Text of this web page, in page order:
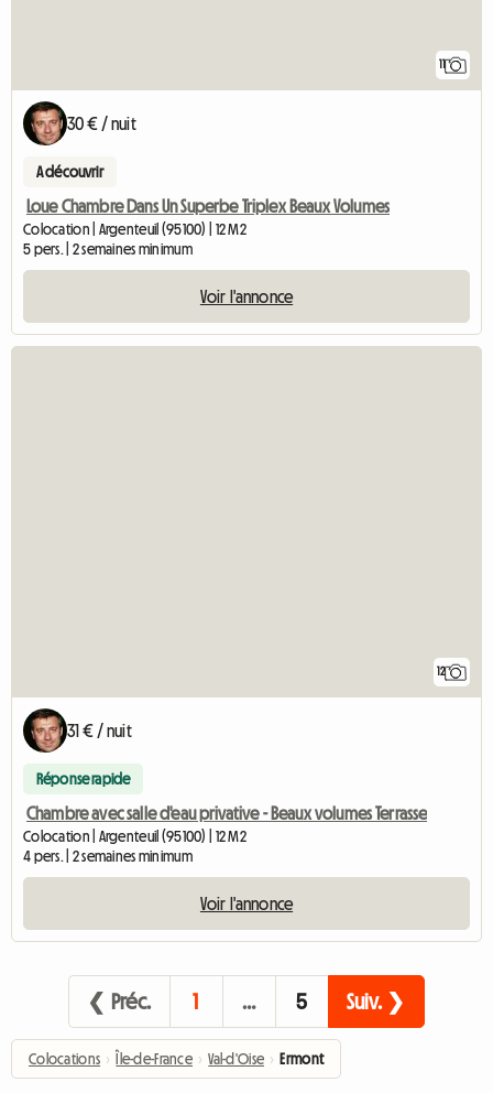
11
30 € / nuit
A découvrir
Loue Chambre Dans Un Superbe Triplex Beaux Volumes
Colocation | Argenteuil (95100) | 12 M2
5 pers. | 2 semaines minimum
Voir l'annonce
12
31 € / nuit
Réponse rapide
Chambre avec salle d'eau privative - Beaux volumes Terrasse
Colocation | Argenteuil (95100) | 12 M2
4 pers. | 2 semaines minimum
Voir l'annonce
❮ Préc. 1 … 5 Suiv. ❯
Colocations › Île-de-France › Val-d'Oise › Ermont